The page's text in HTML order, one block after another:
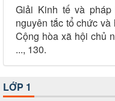
Giải Kinh tế và
nguyên tắc tổ chức
Cộng hòa xã hội chủ
..., 130.
LỚP 1